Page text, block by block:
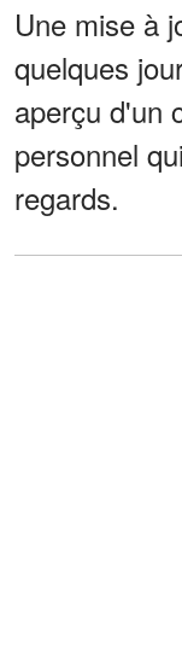
Une mise à
quelques
aperçu d'un
personnel
regards.